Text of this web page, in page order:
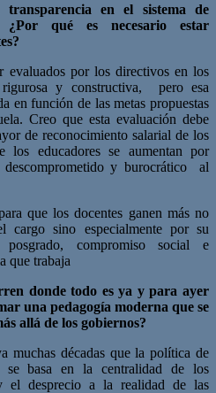
en el sistema de
¿Por qué es necesario estar
por los directivos en los
y constructiva, pero esa
en función de las metas propuestas
Creo que esta evaluación debe
de reconocimiento salarial de los
los educadores se aumentan por
y burocrático al
que los docentes ganen más no
cargo sino especialmente por su
compromiso social e
que trabaja
donde todo es ya y para ayer
una pedagogía moderna que se
allá de los gobiernos?
décadas que la política de
se basa en la centralidad de los
el desprecio a la realidad de las